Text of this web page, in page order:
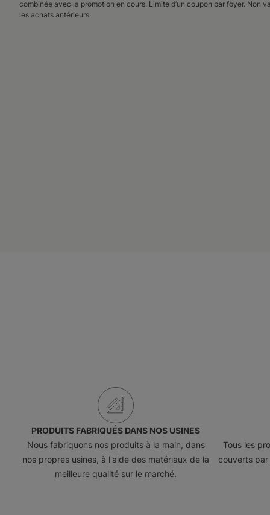
combinée avec la promotion en cours. Limite d’un coupon par foyer. Non
les achats antérieurs.
PRODUITS FABRIQUÉS DANS NOS USINES
Nous fabriquons nos produits à la main, dans
nos propres usines, à l'aide des matériaux de la
meilleure qualité sur le marché.
Tous les
couverts par